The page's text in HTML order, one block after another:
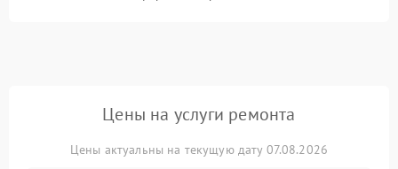
Цены на услуги ремонта
Цены актуальны на текущую дату 07.08.2026